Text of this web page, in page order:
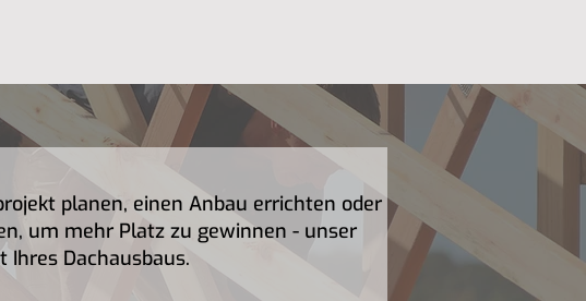
planen, einen Anbau errichten oder
um mehr Platz zu gewinnen - unser
Ihres Dachausbaus.